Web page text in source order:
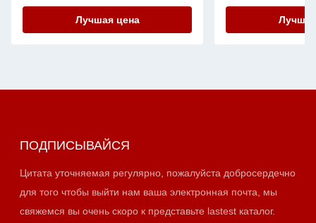
смешивания и смешивания
Лучшая цена
промышленности
ПОДПИСЫВАЙСЯ
Цитата уточняемая регулярно, пожалуйста добросердечно
для того чтобы выйти нам ваша электронная почта, мы
свяжемся вы очень скоро к представьте lastest каталог.